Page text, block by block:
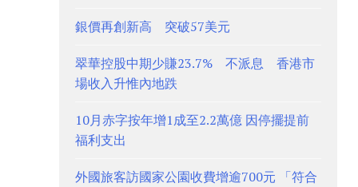
銀價再創新高 突破57美元
翠華控股中期少賺23.7% 不派息 香港市
場收入升惟內地跌
10月赤字按年增1成至2.2萬億 因停擺提前
福利支出
外國旅客訪國家公園收費增逾700元 「符合